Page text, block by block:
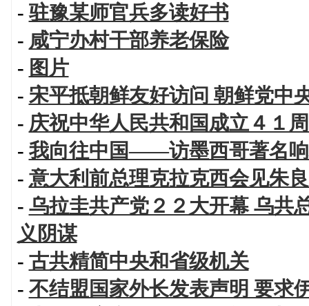
-驻豫某师官兵多读好书
- 咸宁办村干部养老保险
- 图片
- 宋平抵朝鲜友好访问 朝鲜党中
- 庆祝中华人民共和国成立４１
- 我向往中国——访墨西哥著名
- 意大利前总理克拉克西会见朱
- 乌拉圭共产党２２大开幕 乌共
义阴谋
- 古共精简中央和省级机关
- 不结盟国家外长发表声明 要求